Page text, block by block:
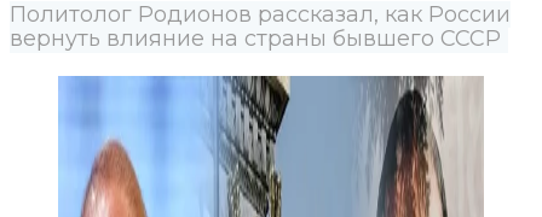
Политолог Родионов рассказал, как России
вернуть влияние на страны бывшего СССР